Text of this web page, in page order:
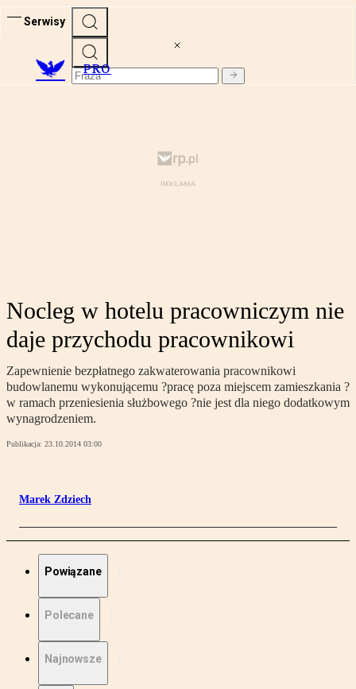
Serwisy
PRO
Nocleg w hotelu pracowniczym nie
daje przychodu pracownikowi
Zapewnienie bezpłatnego zakwaterowania pracownikowi
budowlanemu wykonującemu ?pracę poza miejscem zamieszkania ?
w ramach przeniesienia służbowego ?nie jest dla niego dodatkowym
wynagrodzeniem.
Publikacja: 23.10.2014 03:00
Marek Zdziech
Powiązane
Polecane
Najnowsze